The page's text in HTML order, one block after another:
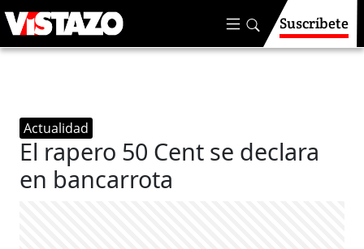
Suscríbete
Actualidad
El rapero 50 Cent se declara
en bancarrota